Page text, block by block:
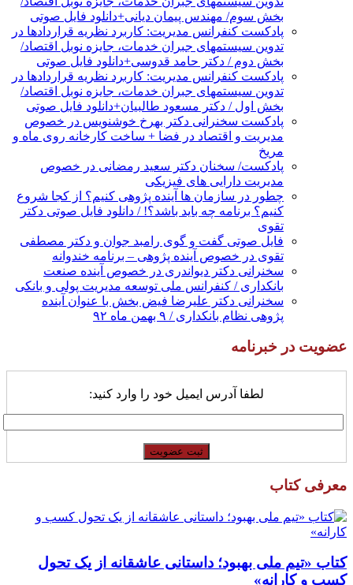
بخش سوم/ مهندس پیمان دیانی+دانلود فایل صوتی
پادکست کنفرانس مدیریت: کاربرد نظریه قراردادها در
تدوین سیستمهای جبران خدمات، جایزه نوبل اقتصاد/
بخش دوم / دکتر حامد قدوسی+دانلود فایل صوتی
پادکست کنفرانس مدیریت: کاربرد نظریه قراردادها در
تدوین سیستمهای جبران خدمات، جایزه نوبل اقتصاد/
بخش اول / دکتر مسعود طالبیان+دانلود فایل صوتی
پادکست سخنرانی دکتر بهرخ خوشنویس در خصوص
مدیریت و اقتصاد در فضا + ساخت کارخانه روی ماه و
مریخ
پادکست/ سخنان دکتر سعید رمضانی در خصوص
مدیریت دارایی های فیزیکی
چطور در سازمان ها آینده پژوهی کنیم؟ از کجا شروع
کنیم؟ برنامه چه باید باشد؟! / دانلود فایل صوتی دکتر
تقوی
فایل صوتی گفت و گوی رامبد جوان و دکتر مصطفی
تقوی در خصوص آینده پژوهی – برنامه خندوانه
سخنرانی دکتر دیواندری در خصوص آینده صنعت
بانکداری / کنفرانس ملی توسعه مدیریت پولی و بانکی
سخنرانی دکتر علیرضا فیض بخش با عنوان آینده
پژوهی نظام بانکداری / ۹ بهمن ماه ۹۲
عضویت در خبرنامه
لطفا آدرس ایمیل خود را وارد کنید:
معرفی کتاب
کتاب «تیم ملی بهبود؛ داستانی عاشقانه از یک تحول
کسب و کارانه»